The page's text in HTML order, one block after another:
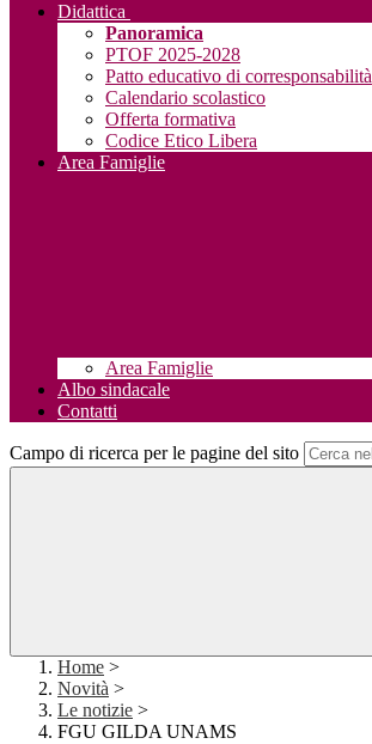
Didattica
Panoramica
PTOF 2025-2028
Patto educativo di corresponsabilità
Calendario scolastico
Offerta formativa
Codice Etico Libera
Area Famiglie
Area Famiglie
Albo sindacale
Contatti
Campo di ricerca per le pagine del sito
Home >
Novità >
Le notizie >
FGU GILDA UNAMS